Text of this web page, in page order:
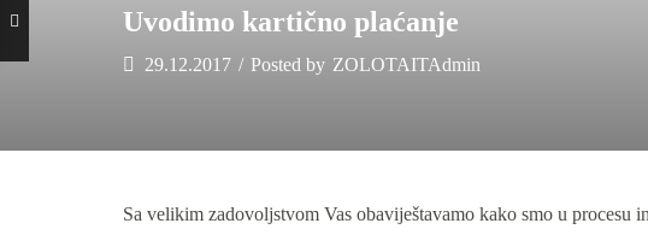
Uvodimo kartično plaćanje
29.12.2017 / Posted by ZOLOTAITAdmin
Sa velikim zadovoljstvom Vas obaviještavamo kako smo u procesu